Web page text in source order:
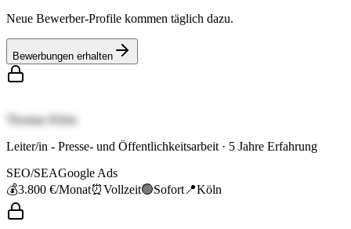
Neue Bewerber-Profile kommen täglich dazu.
Bewerbungen erhalten
Thomas Klein
Leiter/in - Presse- und Öffentlichkeitsarbeit · 5 Jahre Erfahrung
SEO/SEAGoogle Ads
💰3.800 €/Monat⏰Vollzeit🟢Sofort 📍Köln